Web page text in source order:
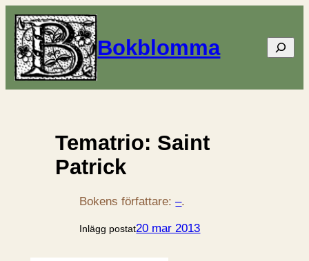
Bokblomma Sök
Tematrio: Saint
Patrick
Bokens författare:–.
Inlägg postat20 mar 2013